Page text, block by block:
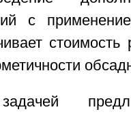
с